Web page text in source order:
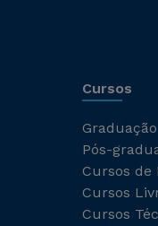
Cursos
Graduação
Pós-
Cursos de
Cursos
Cursos